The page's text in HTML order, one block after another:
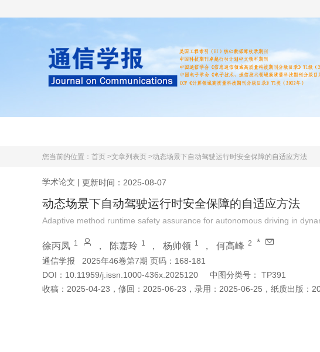
您当前的位置： 首页 >文章列表页 >动态场景下自动驾驶运行时安全保障的自适应方法
学术论文 | 更新时间：2025-08-07
动态场景下自动驾驶运行时安全保障的自适应方法
Adaptive method runtime safety assurance for autonomous driving in
徐丙凤 1 ， 陈嘉玲 1 ， 杨帅领 1 ， 何高峰 2 *
通信学报
2025年46卷第7期 页码：168-181
DOI： 10.11959/j.issn.1000-436x.2025120 中图分类号：
TP391
收稿： 2025-04-23 ， 修回： 2025-06-23 ， 录用： 2025-06-25 ， 纸质出版：